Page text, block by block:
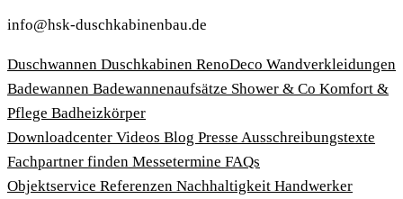
info@hsk-duschkabinenbau.de
Duschwannen Duschkabinen RenoDeco Wandverkleidungen
Badewannen Badewannenaufsätze Shower & Co Komfort &
Pflege Badheizkörper
Download­center Videos Blog Presse Ausschreibungstexte
Fachpartner finden Messetermine FAQs
Objektservice Referenzen Nachhaltigkeit Handwerker